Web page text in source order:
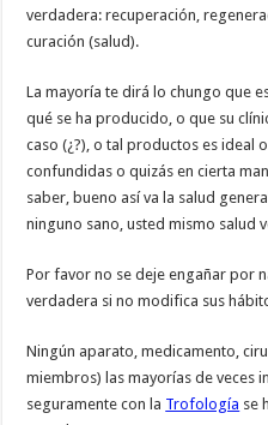
verdadera: recuperación,
curación (salud).
La mayoría te dirá lo chungo que
qué se ha producido, o que su
caso (¿?), o tal productos es ideal
confundidas o quizás en cierta
saber, bueno así va la salud
ninguno sano, usted mismo salud
Por favor no se deje engañar por
verdadera si no modifica sus
Ningún aparato, medicamento,
miembros) las mayorías de veces
seguramente con la Trofología se